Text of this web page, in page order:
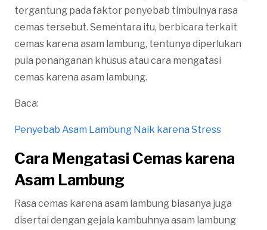
tergantung pada faktor penyebab timbulnya rasa
cemas tersebut. Sementara itu, berbicara terkait
cemas karena asam lambung, tentunya diperlukan
pula penanganan khusus atau cara mengatasi
cemas karena asam lambung.
Baca:
Penyebab Asam Lambung Naik karena Stress
Cara Mengatasi Cemas karena
Asam Lambung
Rasa cemas karena asam lambung biasanya juga
disertai dengan gejala kambuhnya asam lambung